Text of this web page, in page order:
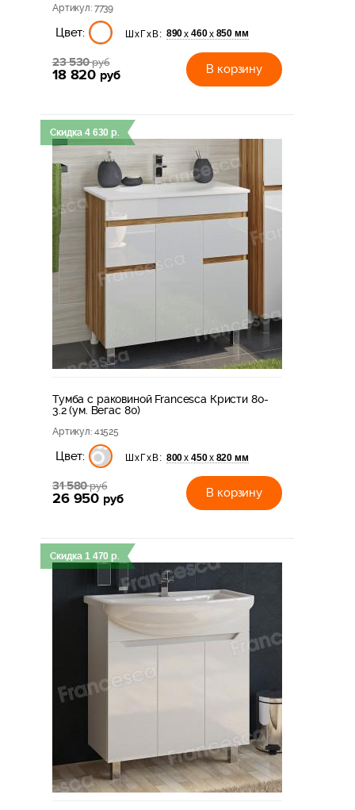
Артикул: 7739
Цвет: ШхГхВ: 890х 460х 850 мм
23 530руб
18 820 руб В корзину
Скидка 4 630 р.
Тумба с раковиной Francesca Кристи 80-
3.2 (ум. Вегас 80)
Артикул: 41525
Цвет: ШхГхВ: 800х 450х 820 мм
31 580руб
26 950 руб В корзину
Скидка 1 470 р.